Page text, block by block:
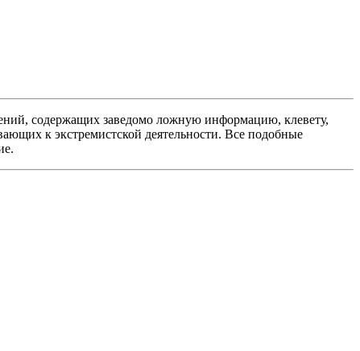
содержащих заведомо ложную информацию, клевету,
к экстремистской деятельности. Все подобные